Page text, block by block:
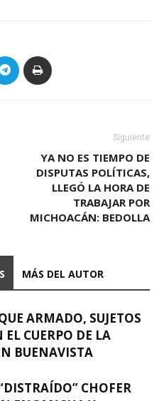
Siguiente
YA NO ES TIEMPO DE
DISPUTAS POLÍTICAS,
LLEGÓ LA HORA DE
TRABAJAR POR
MICHOACÁN: BEDOLLA
MÁS DEL AUTOR
ARMADO, SUJETOS
EL CUERPO DE LA
BUENAVISTA
CHOFER